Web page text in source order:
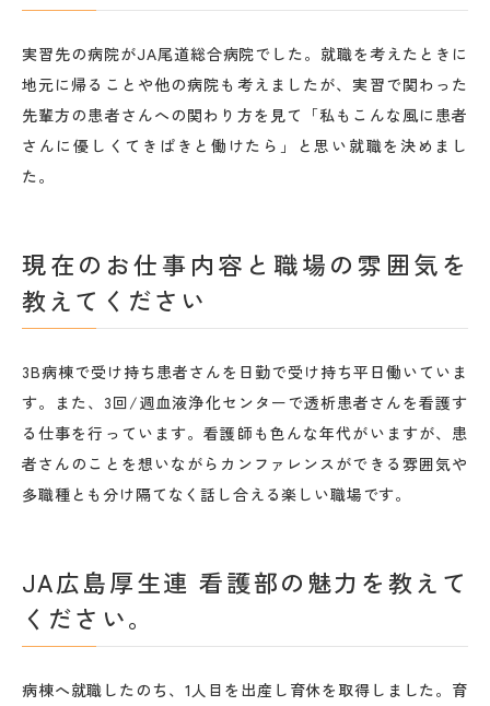
実習先の病院がJA尾道総合病院でした。就職を考えたときに
地元に帰ることや他の病院も考えましたが、実習で関わった
先輩方の患者さんへの関わり方を見て「私もこんな風に患者
さんに優しくてきぱきと働けたら」と思い就職を決めまし
た。
現在のお仕事内容と職場の雰囲気を
教えてください
3B病棟で受け持ち患者さんを日勤で受け持ち平日働いていま
す。また、3回/週血液浄化センターで透析患者さんを看護す
る仕事を行っています。看護師も色んな年代がいますが、患
者さんのことを想いながらカンファレンスができる雰囲気や
多職種とも分け隔てなく話し合える楽しい職場です。
JA広島厚生連 看護部の魅力を教えて
ください。
病棟へ就職したのち、1人目を出産し育休を取得しました。育